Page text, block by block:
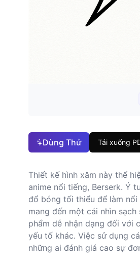
Dùng Thử Tải xuống
Thiết kế hình xăm này thể
anime nổi tiếng, Berserk. Ý
đổ bóng tối thiểu để làm
mang đến một cái nhìn
phẩm dễ nhận dạng đối với
yếu tố khác. Việc sử dụng
những ai đánh giá cao sự